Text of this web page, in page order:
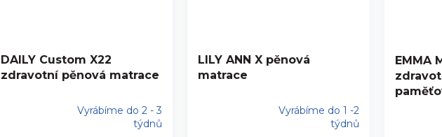
DAILY Custom X22
zdravotní pěnová matrace
Vyrábíme do 2 - 3
týdnů
LILY ANN X pěnová
matrace
Vyrábíme do 1 -2
týdnů
EMMA